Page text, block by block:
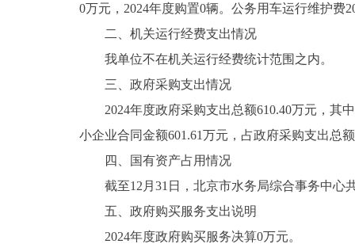
0万元，2024年度购置0辆。公务用车运行维护费
二、机关运行经费支出情况
我单位不在机关运行经费统计范围之内。
三、政府采购支出情况
2024年度政府采购支出总额610.40万元，其中
小企业合同金额601.61万元，占政府采购支出总
四、国有资产占用情况
截至12月31日，北京市水务局综合事务中心
五、政府购买服务支出说明
2024年度政府购买服务决算0万元。